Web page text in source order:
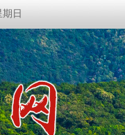
日